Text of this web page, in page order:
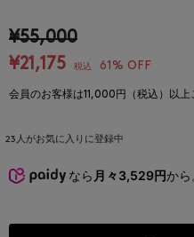
¥55,000
¥21,175
税込 61% OFF
会員のお客様は11,000円（税込）以
23 人がお気に入りに登録中
なら 月々3,529円か